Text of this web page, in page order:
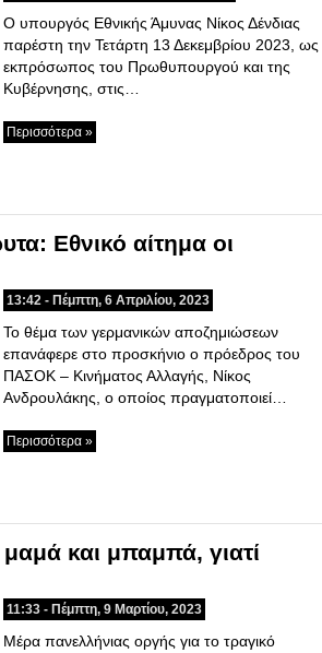
Ο υπουργός Εθνικής Άμυνας Νίκος Δένδιας
παρέστη την Τετάρτη 13 Δεκεμβρίου 2023, ως
εκπρόσωπος του Πρωθυπουργού και της
Κυβέρνησης, στις…
Περισσότερα »
Εθνικό αίτημα οι
13:42 - Πέμπτη, 6 Απριλίου, 2023
Το θέμα των γερμανικών αποζημιώσεων
επανάφερε στο προσκήνιο ο πρόεδρος του
ΠΑΣΟΚ – Κινήματος Αλλαγής, Νίκος
Ανδρουλάκης, ο οποίος πραγματοποιεί…
Περισσότερα »
και μπαμπά, γιατί
11:33 - Πέμπτη, 9 Μαρτίου, 2023
Μέρα πανελλήνιας οργής για το τραγικό